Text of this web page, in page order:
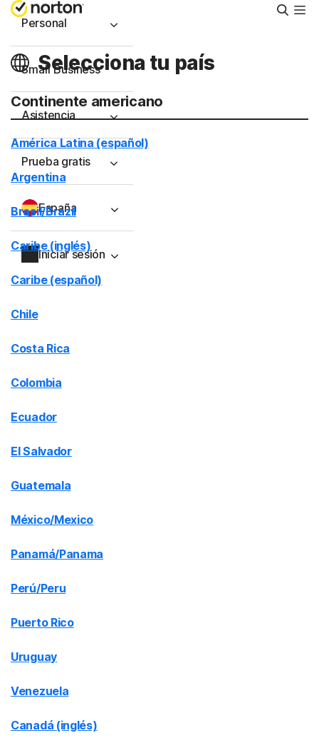
Personal
Small Business
Asistencia
Prueba gratis
España
Iniciar sesión
Selecciona tu país
Continente americano
América Latina (español)
Argentina
Brasil/Brazil
Caribe (inglés)
Caribe (español)
Chile
Costa Rica
Colombia
Ecuador
El Salvador
Guatemala
México/Mexico
Panamá/Panama
Perú/Peru
Puerto Rico
Uruguay
Venezuela
Canadá (inglés)